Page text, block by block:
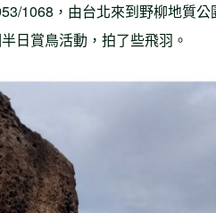
1068，由台北來到野柳地質
日賞鳥活動，拍了些飛羽。